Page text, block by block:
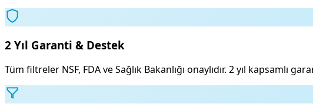
2 Yıl Garanti & Destek
Tüm filtreler NSF, FDA ve Sağlık Bakanlığı onaylıdır. 2 yıl kapsamlı